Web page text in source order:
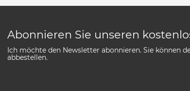
Abonnieren Sie unseren
Ich möchte den Newsletter abonnieren. Sie können
abbestellen.